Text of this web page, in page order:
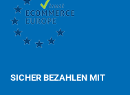
SICHER BEZAHLEN MIT